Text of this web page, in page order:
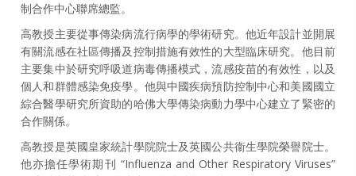
制合作中心聯席總監。
高教授主要從事傳染病流行病學的學術研究。他近年設計並開展
有關流感在社區傳播及控制措施有效性的大型臨床研究。他目前
主要集中於研究呼吸道病毒傳播模式，流感疫苗的有效性，以及
個人和群體感染免疫學。他與中國疾病預防控制中心和美國國立
綜合醫學研究所資助的哈佛大學傳染病動力學中心建立了緊密的
合作關係。
高教授是英國皇家統計學院院士及英國公共衞生學院榮譽院士。
他亦擔任學術期刊 “Influenza and Other Respiratory Viruses”